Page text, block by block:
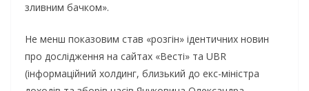
зливним бачком».
Не менш показовим став «розгін» ідентичних новин
про дослідження на сайтах «Весті» та UBR
(інформаційний холдинг, близький до екс-міністра